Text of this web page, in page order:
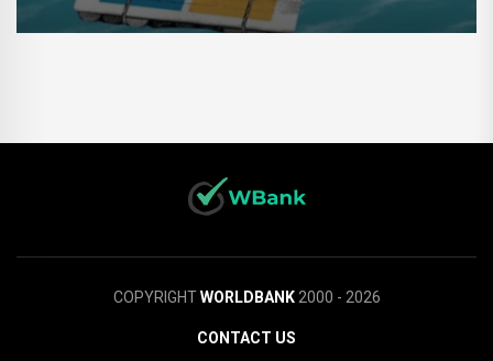
COPYRIGHTWORLDBANK2000 - 2026
CONTACT US